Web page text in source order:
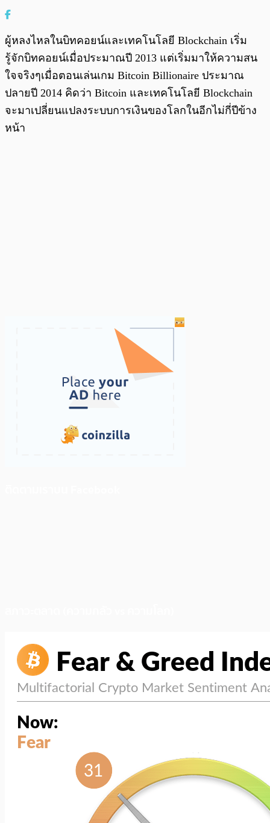
ผู้หลงไหลในบิทคอยน์และเทคโนโลยี Blockchain เริ่ม
รู้จักบิทคอยน์เมื่อประมาณปี 2013 แต่เริ่มมาให้ความสน
ใจจริงๆเมื่อตอนเล่นเกม Bitcoin Billionaire ประมาณ
ปลายปี 2014 คิดว่า Bitcoin และเทคโนโลยี Blockchain
จะมาเปลี่ยนแปลงระบบการเงินของโลกในอีกไม่กี่ปีข้าง
หน้า